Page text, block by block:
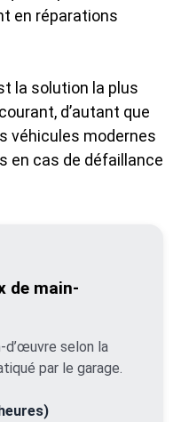
en réparations
la solution la plus
d’autant que
véhicules modernes
en cas de défaillance
de main-
d’œuvre selon la
par le garage.